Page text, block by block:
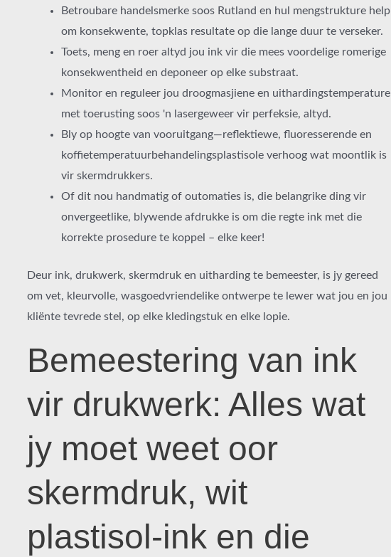
Betroubare handelsmerke soos Rutland en hul mengstrukture help
om konsekwente, topklas resultate op die lange duur te verseker.
Toets, meng en roer altyd jou ink vir die mees voordelige romerige
konsekwentheid en deponeer op elke substraat.
Monitor en reguleer jou droogmasjiene en uithardingstemperature
met toerusting soos 'n lasergeweer vir perfeksie, altyd.
Bly op hoogte van vooruitgang—reflektiewe, fluoresserende en
koffietemperatuurbehandelingsplastisole verhoog wat moontlik is
vir skermdrukkers.
Of dit nou handmatig of outomaties is, die belangrike ding vir
onvergeetlike, blywende afdrukke is om die regte ink met die
korrekte prosedure te koppel – elke keer!
Deur ink, drukwerk, skermdruk en uitharding te bemeester, is jy gereed
om vet, kleurvolle, wasgoedvriendelike ontwerpe te lewer wat jou en jou
kliënte tevrede stel, op elke kledingstuk en elke lopie.
Bemeestering van ink
vir drukwerk: Alles wat
jy moet weet oor
skermdruk, wit
plastisol-ink en die